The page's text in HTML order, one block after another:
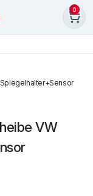
0
VW